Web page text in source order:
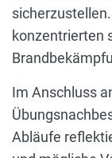
konzentrierten
Im Anschluss
Abläufe